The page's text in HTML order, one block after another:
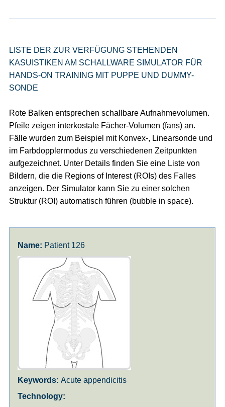
LISTE DER ZUR VERFÜGUNG STEHENDEN
KASUISTIKEN AM SCHALLWARE SIMULATOR FÜR
HANDS-ON TRAINING MIT PUPPE UND DUMMY-
SONDE
Rote Balken entsprechen schallbare Aufnahmevolumen.
Pfeile zeigen interkostale Fächer-Volumen (fans) an.
Fälle wurden zum Beispiel mit Konvex-, Linearsonde und
im Farbdopplermodus zu verschiedenen Zeitpunkten
aufgezeichnet. Unter Details finden Sie eine Liste von
Bildern, die die Regions of Interest (ROIs) des Falles
anzeigen. Der Simulator kann Sie zu einer solchen
Struktur (ROI) automatisch führen (bubble in space).
Patient 126
Acute appendicitis